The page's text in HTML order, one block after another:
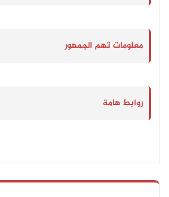
معلومات تهم الجمهور
روابط هامة